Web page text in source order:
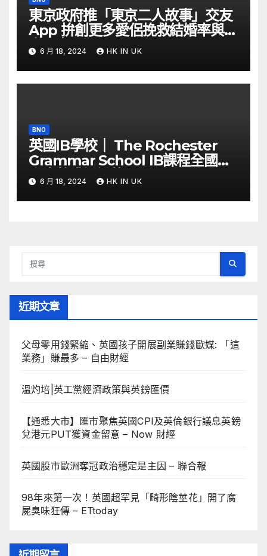
東京政府推「東京二人故事」交友
App 拚創更多愛侶挽救結婚率與生
育率｜Yahoo Hong Kong
6 月 18, 2024 HK IN UK
BNO
英國IB學校｜ The Rochester
Grammar School IB課程全國第
六少數獲認證的Thinking School
6 月 18, 2024 HK IN UK
近期文章
父母零用錢緊縮、英國孩子開展副業賺錢歐媒: 「這
業務」賺最多 – 自由財經
溫灼培|英工黨經濟政策與英鎊匯價
【通悉大市】匯市聚焦英國CPI及英倫銀行議息英鎊
兌港元PUT獲資金留意 – Now 財經
英國股市歐洲奪冠政治穩定是主因 – 聯合報
98年來第一次！英國超罕見「畸形陰莖花」開了腐
屍臭味狂傳 – ETtoday